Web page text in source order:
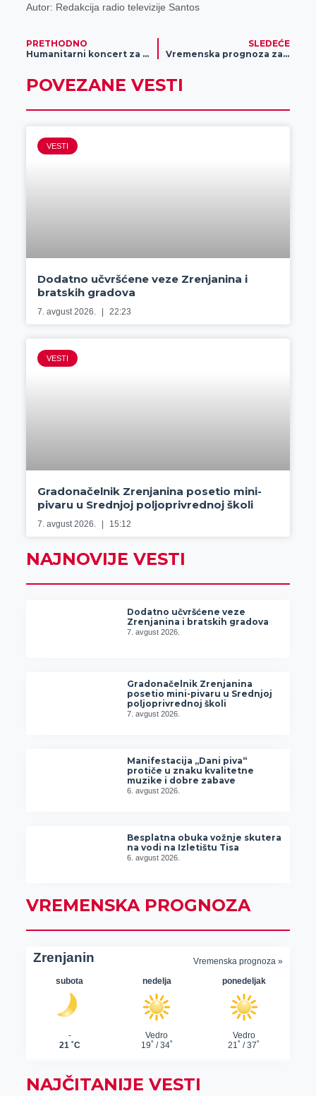
Autor: Redakcija radio televizije Santos
PRETHODNO
Humanitarni koncert za Lenku Lazarević u Kulturnom centru
SLEDEĆE
Vremenska prognoza za 19. jun
POVEZANE VESTI
VESTI
Dodatno učvršćene veze Zrenjanina i
bratskih gradova
7. avgust 2026. 22:23
VESTI
Gradonačelnik Zrenjanina posetio mini-
pivaru u Srednjoj poljoprivrednoj školi
7. avgust 2026. 15:12
NAJNOVIJE VESTI
Dodatno učvršćene veze
Zrenjanina i bratskih gradova
7. avgust 2026.
Gradonačelnik Zrenjanina
posetio mini-pivaru u Srednjoj
poljoprivrednoj školi
7. avgust 2026.
Manifestacija „Dani piva“
protiče u znaku kvalitetne
muzike i dobre zabave
6. avgust 2026.
Besplatna obuka vožnje skutera
na vodi na Izletištu Tisa
6. avgust 2026.
VREMENSKA PROGNOZA
NAJČITANIJE VESTI